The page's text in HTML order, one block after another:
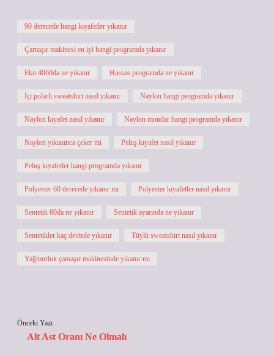
90 derecede hangi kıyafetler yıkanır
Çamaşır makinesi en iyi hangi programda yıkanır
Eko 4060da ne yıkanır Hassas programda ne yıkanır
İçi polarlı sweatshirt nasıl yıkanır Naylon hangi programda yıkanır
Naylon kıyafet nasıl yıkanır Naylon montlar hangi programda yıkanır
Naylon yıkanınca çeker mi Peluş kıyafet nasıl yıkanır
Peluş kıyafetler hangi programda yıkanır
Polyester 60 derecede yıkanır mı Polyester kıyafetler nasıl yıkanır
Sentetik 60da ne yıkanır Sentetik ayarında ne yıkanır
Sentetikler kaç devirde yıkanır Tüylü sweatshirt nasıl yıkanır
Yağmurluk çamaşır makinesinde yıkanır mı
Önceki Yazı
Alt Ast Oranı Ne Olmalı